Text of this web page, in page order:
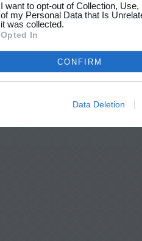
I want to opt-out of Collection,
of my Personal Data that Is
it was collected.
Opted In
CONFIRM
Data Deletion